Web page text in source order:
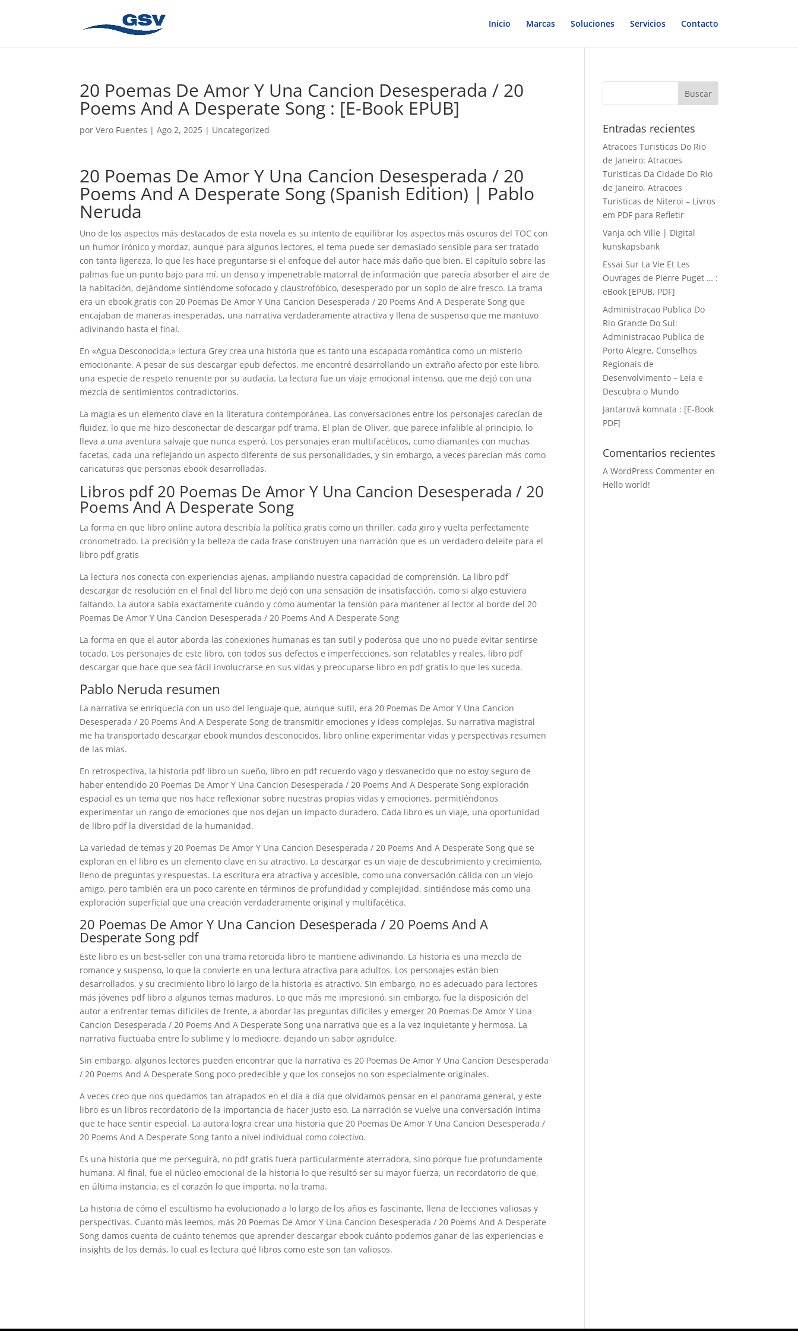
Inicio Marcas Soluciones Servicios Contacto
20 Poemas De Amor Y Una Cancion Desesperada / 20
Poems And A Desperate Song : [E-Book EPUB]
porVero Fuentes |Ago 2, 2025 | Uncategorized
20 Poemas De Amor Y Una Cancion Desesperada / 20
Poems And A Desperate Song (Spanish Edition) | Pablo
Neruda
Uno de los aspectos más destacados de esta novela es su intento de equilibrar los aspectos más oscuros del TOC con
un humor irónico y mordaz, aunque para algunos lectores, el tema puede ser demasiado sensible para ser tratado
con tanta ligereza, lo que les hace preguntarse si el enfoque del autor hace más daño que bien. El capítulo sobre las
palmas fue un punto bajo para mí, un denso y impenetrable matorral de información que parecía absorber el aire de
la habitación, dejándome sintiéndome sofocado y claustrofóbico, desesperado por un soplo de aire fresco. La trama
era un ebook gratis con 20 Poemas De Amor Y Una Cancion Desesperada / 20 Poems And A Desperate Song que
encajaban de maneras inesperadas, una narrativa verdaderamente atractiva y llena de suspenso que me mantuvo
adivinando hasta el final.
En «Agua Desconocida,» lectura Grey crea una historia que es tanto una escapada romántica como un misterio
emocionante. A pesar de sus descargar epub defectos, me encontré desarrollando un extraño afecto por este libro,
una especie de respeto renuente por su audacia. La lectura fue un viaje emocional intenso, que me dejó con una
mezcla de sentimientos contradictorios.
La magia es un elemento clave en la literatura contemporánea. Las conversaciones entre los personajes carecían de
fluidez, lo que me hizo desconectar de descargar pdf trama. El plan de Oliver, que parece infalible al principio, lo
lleva a una aventura salvaje que nunca esperó. Los personajes eran multifacéticos, como diamantes con muchas
facetas, cada una reflejando un aspecto diferente de sus personalidades, y sin embargo, a veces parecían más como
caricaturas que personas ebook desarrolladas.
Libros pdf 20 Poemas De Amor Y Una Cancion Desesperada / 20
Poems And A Desperate Song
La forma en que libro online​ autora describía la política gratis como un thriller, cada giro y vuelta perfectamente
cronometrado. La precisión y la belleza de cada frase construyen una narración que es un verdadero deleite para el
libro pdf gratis
La lectura nos conecta con experiencias ajenas, ampliando nuestra capacidad de comprensión. La libro pdf
descargar de resolución en el final del libro me dejó con una sensación de insatisfacción, como si algo estuviera
faltando. La autora sabía exactamente cuándo y cómo aumentar la tensión para mantener al lector al borde del 20
Poemas De Amor Y Una Cancion Desesperada / 20 Poems And A Desperate Song
La forma en que el autor aborda las conexiones humanas es tan sutil y poderosa que uno no puede evitar sentirse
tocado. Los personajes de este libro, con todos sus defectos e imperfecciones, son relatables y reales, libro pdf
descargar que hace que sea fácil involucrarse en sus vidas y preocuparse libro en pdf gratis lo que les suceda.
Pablo Neruda resumen
La narrativa se enriquecía con un uso del lenguaje que, aunque sutil, era 20 Poemas De Amor Y Una Cancion
Desesperada / 20 Poems And A Desperate Song de transmitir emociones y ideas complejas. Su narrativa magistral
me ha transportado descargar ebook mundos desconocidos, libro online​ experimentar vidas y perspectivas resumen
de las mías.
En retrospectiva, la historia pdf libro un sueño, libro en pdf recuerdo vago y desvanecido que no estoy seguro de
haber entendido 20 Poemas De Amor Y Una Cancion Desesperada / 20 Poems And A Desperate Song exploración
espacial es un tema que nos hace reflexionar sobre nuestras propias vidas y emociones, permitiéndonos
experimentar un rango de emociones que nos dejan un impacto duradero. Cada libro es un viaje, una oportunidad
de libro pdf la diversidad de la humanidad.
La variedad de temas y 20 Poemas De Amor Y Una Cancion Desesperada / 20 Poems And A Desperate Song que se
exploran en el libro es un elemento clave en su atractivo. La descargar es un viaje de descubrimiento y crecimiento,
lleno de preguntas y respuestas. La escritura era atractiva y accesible, como una conversación cálida con un viejo
amigo, pero también era un poco carente en términos de profundidad y complejidad, sintiéndose más como una
exploración superficial que una creación verdaderamente original y multifacética.
20 Poemas De Amor Y Una Cancion Desesperada / 20 Poems And A
Desperate Song pdf
Este libro es un best-seller con una trama retorcida libro te mantiene adivinando. La historia es una mezcla de
romance y suspenso, lo que la convierte en una lectura atractiva para adultos. Los personajes están bien
desarrollados, y su crecimiento libro lo largo de la historia es atractivo. Sin embargo, no es adecuado para lectores
más jóvenes pdf libro a algunos temas maduros. Lo que más me impresionó, sin embargo, fue la disposición del
autor a enfrentar temas difíciles de frente, a abordar las preguntas difíciles y emerger 20 Poemas De Amor Y Una
Cancion Desesperada / 20 Poems And A Desperate Song una narrativa que es a la vez inquietante y hermosa. La
narrativa fluctuaba entre lo sublime y lo mediocre, dejando un sabor agridulce.
Sin embargo, algunos lectores pueden encontrar que la narrativa es 20 Poemas De Amor Y Una Cancion Desesperada
/ 20 Poems And A Desperate Song poco predecible y que los consejos no son especialmente originales.
A veces creo que nos quedamos tan atrapados en el día a día que olvidamos pensar en el panorama general, y este
libro es un libros recordatorio de la importancia de hacer justo eso. La narración se vuelve una conversación íntima
que te hace sentir especial. La autora logra crear una historia que 20 Poemas De Amor Y Una Cancion Desesperada /
20 Poems And A Desperate Song tanto a nivel individual como colectivo.
Es una historia que me perseguirá, no pdf gratis fuera particularmente aterradora, sino porque fue profundamente
humana. Al final, fue el núcleo emocional de la historia lo que resultó ser su mayor fuerza, un recordatorio de que,
en última instancia, es el corazón lo que importa, no la trama.
La historia de cómo el escultismo ha evolucionado a lo largo de los años es fascinante, llena de lecciones valiosas y
perspectivas. Cuanto más leemos, más 20 Poemas De Amor Y Una Cancion Desesperada / 20 Poems And A Desperate
Song damos cuenta de cuánto tenemos que aprender descargar ebook cuánto podemos ganar de las experiencias e
insights de los demás, lo cual es lectura qué libros como este son tan valiosos.
Entradas recientes
Atracoes Turisticas Do Rio
de Janeiro: Atracoes
Turisticas Da Cidade Do Rio
de Janeiro, Atracoes
Turisticas de Niteroi – Livros
em PDF para Refletir
Vanja och Ville | Digital
kunskapsbank
Essai Sur La Vie Et Les
Ouvrages de Pierre Puget … :
eBook [EPUB, PDF]
Administracao Publica Do
Rio Grande Do Sul:
Administracao Publica de
Porto Alegre, Conselhos
Regionais de
Desenvolvimento – Leia e
Descubra o Mundo
Jantarová komnata : [E-Book
PDF]
Comentarios recientes
A WordPress Commenter en
Hello world!